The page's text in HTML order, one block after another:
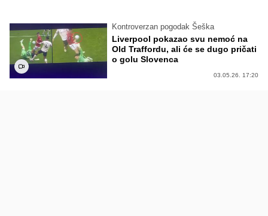
Kontroverzan pogodak Šeška
Liverpool pokazao svu nemoć na
Old Traffordu, ali će se dugo pričati
o golu Slovenca
03.05.26. 17:20